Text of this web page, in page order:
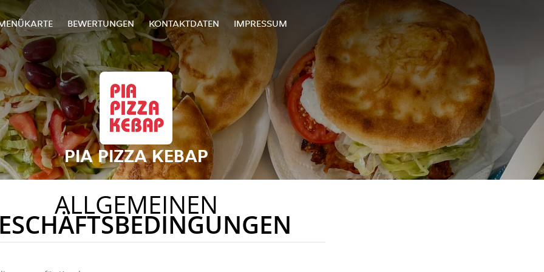
BEWERTUNGEN KONTAKTDATEN IMPRESSUM
PIA PIZZA KEBAP
ALLGEMEINEN